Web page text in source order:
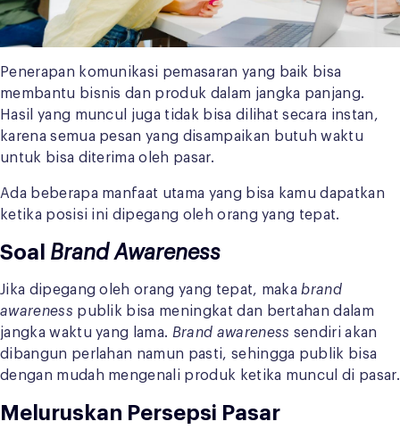
Penerapan komunikasi pemasaran yang baik bisa
membantu bisnis dan produk dalam jangka panjang.
Hasil yang muncul juga tidak bisa dilihat secara instan,
karena semua pesan yang disampaikan butuh waktu
untuk bisa diterima oleh pasar.
Ada beberapa manfaat utama yang bisa kamu dapatkan
ketika posisi ini dipegang oleh orang yang tepat.
Soal Brand Awareness
Jika dipegang oleh orang yang tepat, maka brand
awareness publik bisa meningkat dan bertahan dalam
jangka waktu yang lama. Brand awareness sendiri akan
dibangun perlahan namun pasti, sehingga publik bisa
dengan mudah mengenali produk ketika muncul di pasar.
Meluruskan Persepsi Pasar